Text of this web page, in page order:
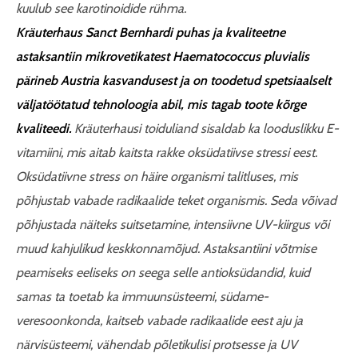
kuulub see karotinoidide rühma.
Kräuterhaus Sanct Bernhardi puhas ja kvaliteetne
astaksantiin mikrovetikatest Haematococcus pluvialis
pärineb Austria kasvandusest ja on toodetud spetsiaalselt
väljatöötatud tehnoloogia abil, mis tagab toote kõrge
kvaliteedi. Kräuterhausi toiduliand sisaldab ka looduslikku E-
vitamiini, mis aitab kaitsta rakke oksüdatiivse stressi eest.
Oksüdatiivne stress on häire organismi talitluses, mis
põhjustab vabade radikaalide teket organismis. Seda võivad
põhjustada näiteks suitsetamine, intensiivne UV-kiirgus või
muud kahjulikud keskkonnamõjud. Astaksantiini võtmise
peamiseks eeliseks on seega selle antioksüdandid, kuid
samas ta toetab ka immuunsüsteemi, südame-
veresoonkonda, kaitseb vabade radikaalide eest aju ja
närvisüsteemi, vähendab põletikulisi protsesse ja UV